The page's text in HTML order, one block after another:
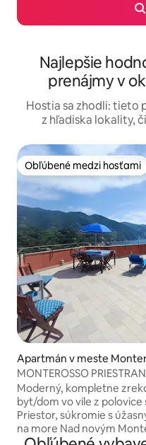
Najlepšie
prenájmy v
Hostia sa zhodli: tieto
z hľadiska lokality,
Obľúbené medzi hosťami
Obľúbené medzi hosťami
Apartmán v meste
sso al Mare
MONTEROSSO
S VÝHĽADOM NA MORE
Moderný, kompletne
byt/dom vo vile z polovice
Priestor, súkromie s
na more Nad novým
pokojná a výhodná